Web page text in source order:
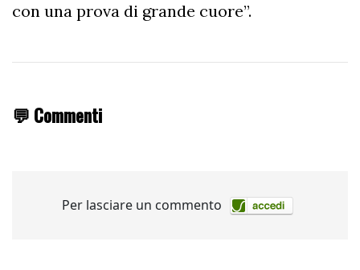
con una prova di grande cuore”.
💬 Commenti